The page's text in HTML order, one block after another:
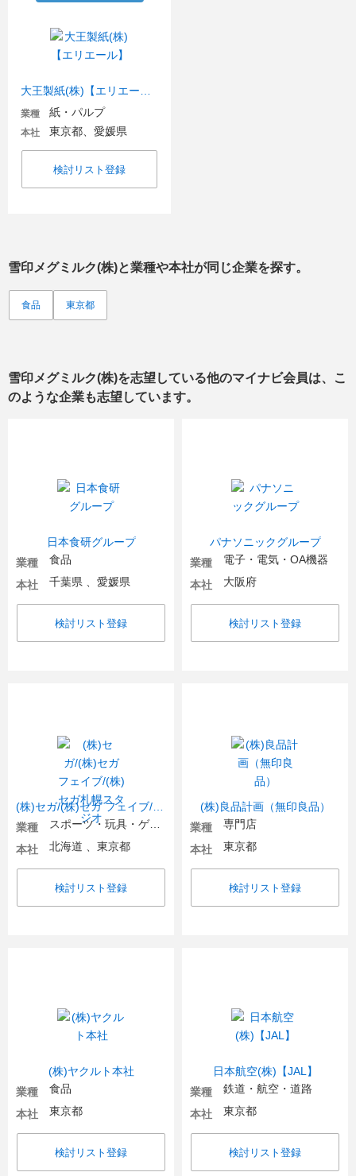
業種 紙・パルプ
本社 東京都、愛媛県
検討リスト登録
雪印メグミルク(株)と業種や本社が同じ企業を探す。
食品 東京都
雪印メグミルク(株)を志望している他のマイナビ会員は、こ
のような企業も志望しています。
日本食研グループ
業種
食品
本社
千葉県 、愛媛県
検討リスト登録
パナソニックグループ
業種
電子・電気・OA機器
本社
大阪府
検討リスト登録
業種
スポーツ・玩具・ゲーム製品
本社
北海道 、東京都
検討リスト登録
(株)良品計画（無印良品）
業種
専門店
本社
東京都
検討リスト登録
(株)ヤクルト本社
業種
食品
本社
東京都
検討リスト登録
日本航空(株)【JAL】
業種
鉄道・航空・道路
本社
東京都
検討リスト登録